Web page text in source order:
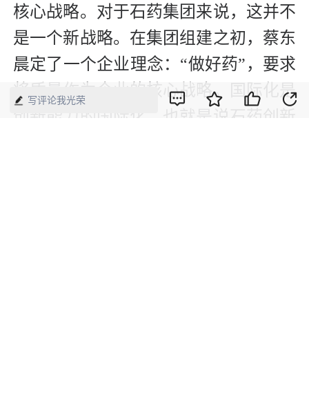
核心战略。对于石药集团来说，这并不
是一个新战略。在集团组建之初，蔡东
晨定了一个企业理念：“做好药”，要求
将质量作为企业的核心战略。国际化是
创新能力的国际化，也就是说石药创新
写评论我光荣